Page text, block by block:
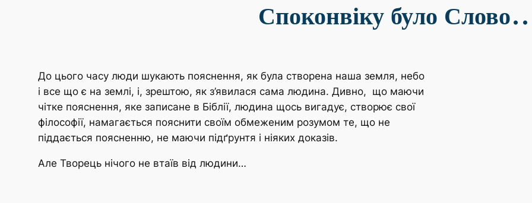
Споконвіку було
До цього часу люди шукають пояснення, як була створена наша земля, небо
і все що є на землі, і, зрештою, як з’явилася сама людина. Дивно, що маючи
чітке пояснення, яке записане в Біблії, людина щось вигадує, створює свої
філософії, намагається пояснити своїм обмеженим розумом те, що не
піддається поясненню, не маючи підґрунтя і ніяких доказів.
Але Творець нічого не втаїв від людини…